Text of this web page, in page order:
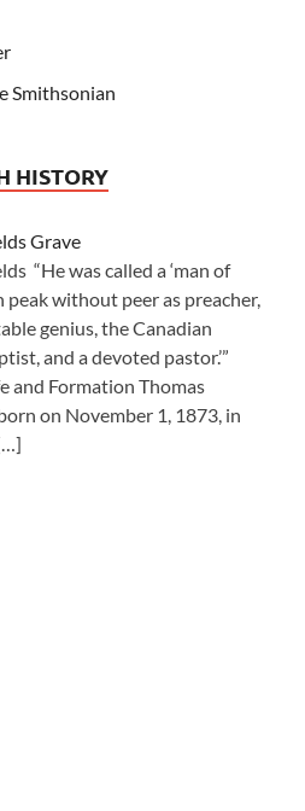
Smithsonian
HISTORY
Grave
“He was called a ‘man of
peak without peer as preacher,
genius, the Canadian
and a devoted pastor.’”
and Formation Thomas
on November 1, 1873, in